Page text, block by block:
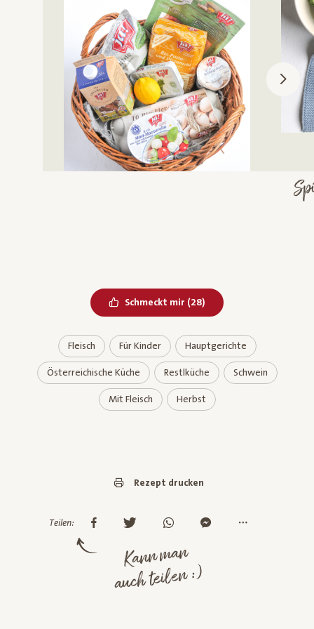
Schmeckt mir Bereits geliked
(28)
Fleisch Für Kinder Hauptgerichte
Österreichische Küche Restlküche Schwein
Mit Fleisch Herbst
Rezept drucken
Teilen:
Kann man
auch teilen :)